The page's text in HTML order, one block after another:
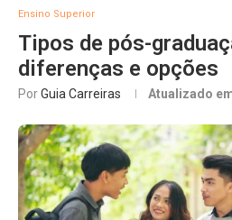
Ensino Superior
Tipos de pós-
diferenças e opções
PorGuia Carreiras Atualizado